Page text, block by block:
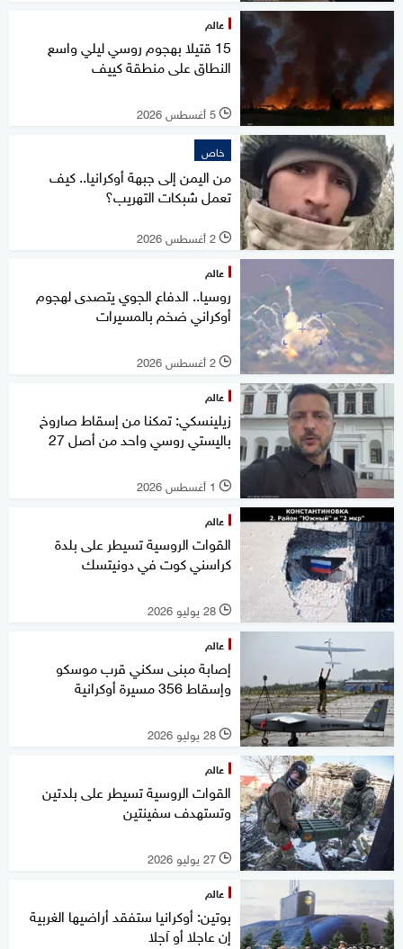
عالم
15 قتيلا بهجوم روسي ليلي واسع
النطاق على منطقة كييف
l 5 أغسطس 2026
خاص
من اليمن إلى جبهة أوكرانيا.. كيف
تعمل شبكات التهريب؟
l 2 أغسطس 2026
عالم
روسيا.. الدفاع الجوي يتصدى لهجوم
أوكراني ضخم بالمسيرات
l 2 أغسطس 2026
عالم
زيلينسكي: تمكنا من إسقاط صاروخ
باليستي روسي واحد من أصل 27
l 1 أغسطس 2026
عالم
القوات الروسية تسيطر على بلدة
كراسني كوت في دونيتسك
l 28 يوليو 2026
عالم
إصابة مبنى سكني قرب موسكو
وإسقاط 356 مسيرة أوكرانية
l 28 يوليو 2026
عالم
القوات الروسية تسيطر على بلدتين
وتستهدف سفينتين
l 27 يوليو 2026
عالم
بوتين: أوكرانيا ستفقد أراضيها الغربية
إن عاجلا أو آجلا